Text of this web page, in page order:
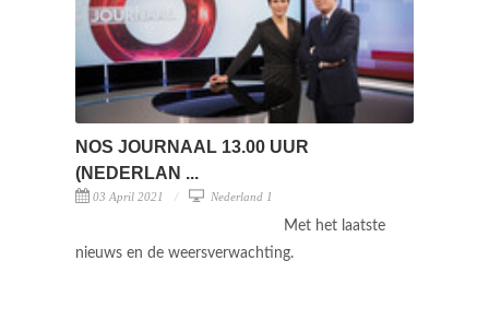
NOS JOURNAAL 13.00 UUR
(NEDERLAN ...
03 April 2021 Nederland 1
Met het laatste
nieuws en de weersverwachting.